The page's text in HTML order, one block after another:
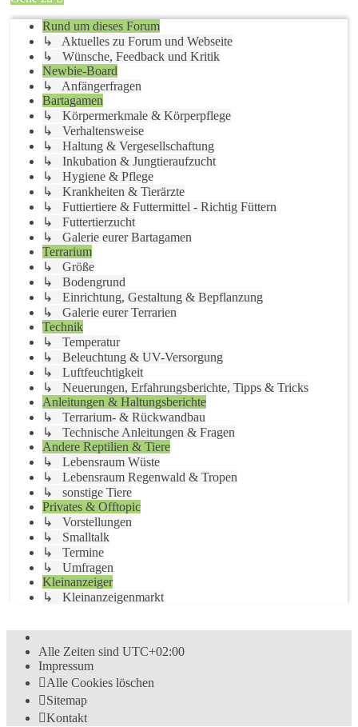
Rund um dieses Forum
↳ Aktuelles zu Forum und Webseite
↳ Wünsche, Feedback und Kritik
Newbie-Board
↳ Anfängerfragen
Bartagamen
↳ Körpermerkmale & Körperpflege
↳ Verhaltensweise
↳ Haltung & Vergesellschaftung
↳ Inkubation & Jungtieraufzucht
↳ Hygiene & Pflege
↳ Krankheiten & Tierärzte
↳ Futtiertiere & Futtermittel - Richtig Füttern
↳ Futtertierzucht
↳ Galerie eurer Bartagamen
Terrarium
↳ Größe
↳ Bodengrund
↳ Einrichtung, Gestaltung & Bepflanzung
↳ Galerie eurer Terrarien
Technik
↳ Temperatur
↳ Beleuchtung & UV-Versorgung
↳ Luftfeuchtigkeit
↳ Neuerungen, Erfahrungsberichte, Tipps & Tricks
Anleitungen & Haltungsberichte
↳ Terrarium- & Rückwandbau
↳ Technische Anleitungen & Fragen
Andere Reptilien & Tiere
↳ Lebensraum Wüste
↳ Lebensraum Regenwald & Tropen
↳ sonstige Tiere
Privates & Offtopic
↳ Vorstellungen
↳ Smalltalk
↳ Termine
↳ Umfragen
Kleinanzeiger
↳ Kleinanzeigenmarkt
Alle Zeiten sind UTC+02:00
Impressum
Alle Cookies löschen
Sitemap
Kontakt